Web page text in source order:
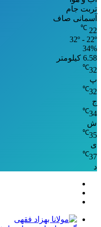
تربت جام
آسمانی صاف
22
℃
32º - 22º
34%
6.58 کیلومتر
32
℃
پ
32
℃
ج
34
℃
ش
35
℃
ی
37
℃
د